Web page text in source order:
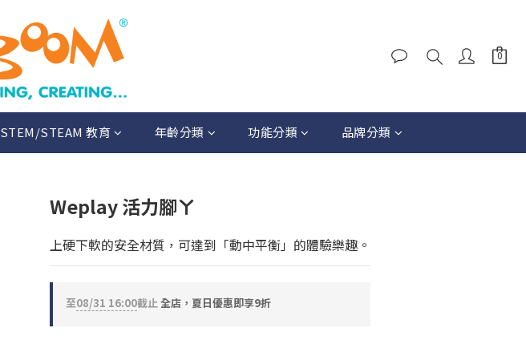
STEM/STEAM 教育 年齡分類 功能分類 品牌分類
Weplay 活力腳ㄚ
上硬下軟的安全材質，可達到「動中平衡」的體驗樂趣。
至08/31 16:00截止全店，夏日優惠即享9折